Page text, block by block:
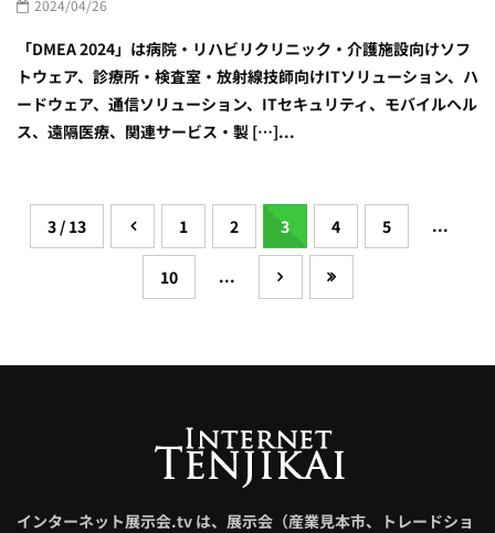
2024/04/26
「DMEA 2024」は病院・リハビリクリニック・介護施設向けソフ
トウェア、診療所・検査室・放射線技師向けITソリューション、ハ
ードウェア、通信ソリューション、ITセキュリティ、モバイルヘル
ス、遠隔医療、関連サービス・製 […]...
3 / 13 1 2 3 4 5 ...
10 ...
インターネット展示会.tv は、展示会（産業見本市、トレードショ